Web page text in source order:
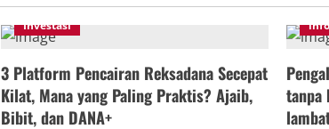
Investasi
3 Platform Pencairan Reksadana Secepat
Kilat, Mana yang Paling Praktis? Ajaib,
Bibit, dan DANA+
tanpa